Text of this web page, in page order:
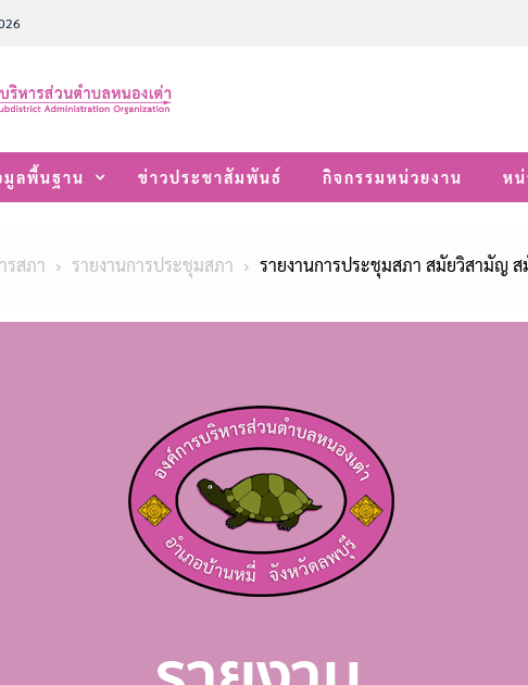
มูลพื้นฐาน ข่าวประชาสัมพันธ์ กิจกรรมหน่วยงาน หน่
รสภา รายงานการประชุมสภา รายงานการประชุมสภา สมัยวิสามัญ